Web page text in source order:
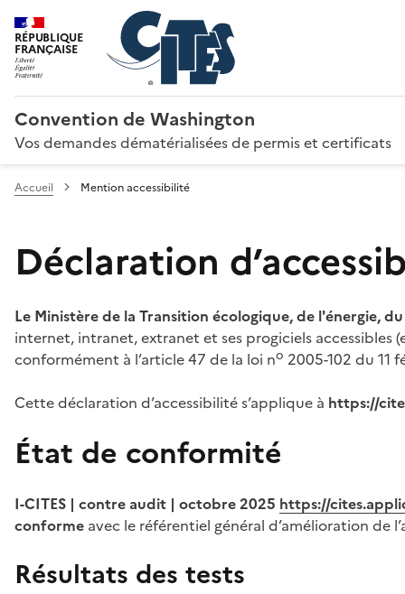
RÉPUBLIQUE
FRANÇAISE
Convention de Washington
Vos demandes dématérialisées de permis et certificats
Accueil Mention accessibilité
Déclaration
Le Ministère de la Transition écologique, de l'énergie,
internet, intranet, extranet et ses progiciels
conformément à l’article 47 de la loi no 2005-102 du 11
Cette déclaration d’accessibilité s’applique à https://
État de conformité
I-CITES | contre audit | octobre 2025 https://
conforme avec le référentiel général d’amélioration de
Résultats des tests